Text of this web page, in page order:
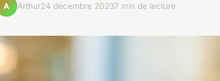
A Arthur24 décembre 20237 min de lecture